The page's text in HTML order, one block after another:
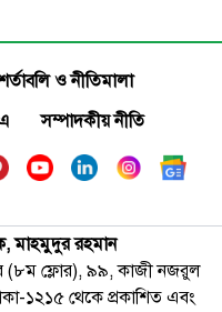
ও নীতিমালা
সম্পাদকীয় নীতি
মাহমুদুর রহমান
(৮ম ফ্লোর), ৯৯, কাজী নজরুল
১২১৫ থেকে প্রকাশিত এবং